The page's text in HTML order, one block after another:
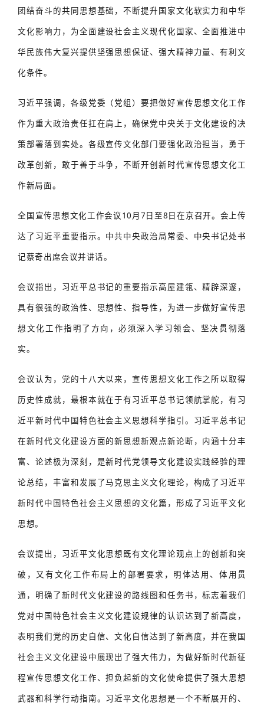
团结奋斗的共同思想基础，不断提升国家文化软实力和中华
文化影响力，为全面建设社会主义现代化国家、全面推进中
华民族伟大复兴提供坚强思想保证、强大精神力量、有利文
化条件。
习近平强调，各级党委（党组）要把做好宣传思想文化工作
作为重大政治责任扛在肩上，确保党中央关于文化建设的决
策部署落到实处。各级宣传文化部门要强化政治担当，勇于
改革创新，敢于善于斗争，不断开创新时代宣传思想文化工
作新局面。
全国宣传思想文化工作会议10月7日至8日在京召开。会上传
达了习近平重要指示。中共中央政治局常委、中央书记处书
记蔡奇出席会议并讲话。
会议指出，习近平总书记的重要指示高屋建瓴、精辟深邃，
具有很强的政治性、思想性、指导性，为进一步做好宣传思
想文化工作指明了方向，必须深入学习领会、坚决贯彻落
实。
会议认为，党的十八大以来，宣传思想文化工作之所以取得
历史性成就，最根本就在于有习近平总书记领航掌舵，有习
近平新时代中国特色社会主义思想科学指引。习近平总书记
在新时代文化建设方面的新思想新观点新论断，内涵十分丰
富、论述极为深刻，是新时代党领导文化建设实践经验的理
论总结，丰富和发展了马克思主义文化理论，构成了习近平
新时代中国特色社会主义思想的文化篇，形成了习近平文化
思想。
会议提出，习近平文化思想既有文化理论观点上的创新和突
破，又有文化工作布局上的部署要求，明体达用、体用贯
通，明确了新时代文化建设的路线图和任务书，标志着我们
党对中国特色社会主义文化建设规律的认识达到了新高度，
表明我们党的历史自信、文化自信达到了新高度，并在我国
社会主义文化建设中展现出了强大伟力，为做好新时代新征
程宣传思想文化工作、担负起新的文化使命提供了强大思想
武器和科学行动指南。习近平文化思想是一个不断展开的、